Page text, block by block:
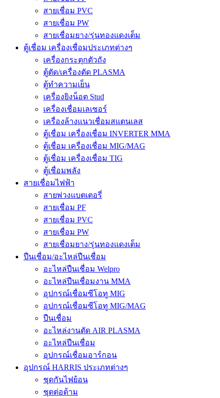
สายเชื่อม PVC
สายเชื่อม PW
สายเชื่อมยาง/รุ่นทองแดงเต็ม
ตู้เชื่อม เครื่องเชื่อมประเภทต่างๆ
เครื่องกระตุกตัวถัง
ตู้ตัด/เครื่องตัด PLASMA
ตู้ทำความเย็น
เครื่องยิงน็อต Stud
เครื่องเชื่อมเลเซอร์
เครื่องล้างแนวเชื่อมสแตนเลส
ตู้เชื่อม เครื่องเชื่อม INVERTER MMA
ตู้เชื่อม เครื่องเชื่อม MIG/MAG
ตู้เชื่อม เครื่องเชื่อม TIG
ตู้เชื่อมพลัง
สายเชื่อมไฟฟ้า
สายพ่วงแบตเตอรี่
สายเชื่อม PF
สายเชื่อม PVC
สายเชื่อม PW
สายเชื่อมยาง/รุ่นทองแดงเต็ม
ปืนเชื่อม/อะไหล่ปืนเชื่อม
อะไหล่ปืนเชื่อม Welpro
อะไหล่ปืนเชื่อมงาน MMA
อุปกรณ์เชื่อมซีโอทู MIG
อุปกรณ์เชื่อมซีโอทู MIG/MAG
ปืนเชื่อม
อะไหล่งานตัด AIR PLASMA
อะไหล่ปืนเชื่อม
อุปกรณ์เชื่อมอาร์กอน
อุปกรณ์ HARRIS ประเภทต่างๆ
ชุดกันไฟย้อน
ชุดต่อด้าม